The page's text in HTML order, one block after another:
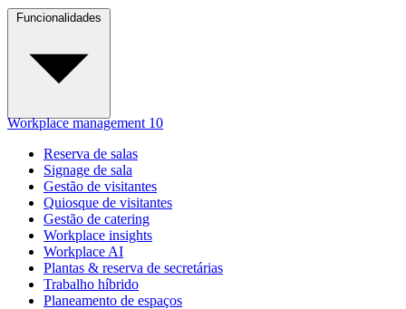
Workplace management 10
Reserva de salas
Signage de sala
Gestão de visitantes
Quiosque de visitantes
Gestão de catering
Workplace insights
Workplace AI
Plantas & reserva de secretárias
Trabalho híbrido
Planeamento de espaços